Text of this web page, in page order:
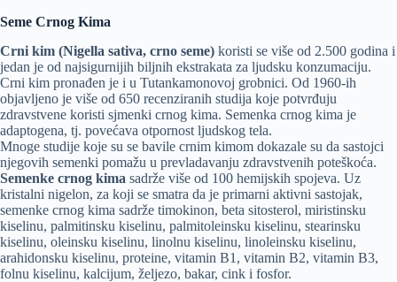
Seme Crnog Kima
Crni kim (Nigella sativa, crno seme) koristi se više od 2.500 godina i
jedan je od najsigurnijih biljnih ekstrakata za ljudsku konzumaciju.
Crni kim pronađen je i u Tutankamonovoj grobnici. Od 1960-ih
objavljeno je više od 650 recenziranih studija koje potvrđuju
zdravstvene koristi sjmenki crnog kima. Semenka crnog kima je
adaptogena, tj. povećava otpornost ljudskog tela.
Mnoge studije koje su se bavile crnim kimom dokazale su da sastojci
njegovih semenki pomažu u prevladavanju zdravstvenih poteškoća.
Semenke crnog kima sadrže više od 100 hemijskih spojeva. Uz
kristalni nigelon, za koji se smatra da je primarni aktivni sastojak,
semenke crnog kima sadrže timokinon, beta sitosterol, miristinsku
kiselinu, palmitinsku kiselinu, palmitoleinsku kiselinu, stearinsku
kiselinu, oleinsku kiselinu, linolnu kiselinu, linoleinsku kiselinu,
arahidonsku kiselinu, proteine, vitamin B1, vitamin B2, vitamin B3,
folnu kiselinu, kalcijum, željezo, bakar, cink i fosfor.